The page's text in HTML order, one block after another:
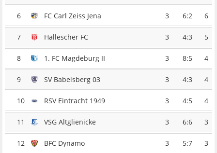
6 FC Carl Zeiss Jena 3 6:2 6
7 Hallescher FC 3 4:3 5
8 1. FC Magdeburg II 3 8:5 4
9 SV Babelsberg 03 3 4:3 4
10 RSV Eintracht 1949 3 4:5 4
11 VSG Altglienicke 3 6:6 3
12 BFC Dynamo 3 5:7 3